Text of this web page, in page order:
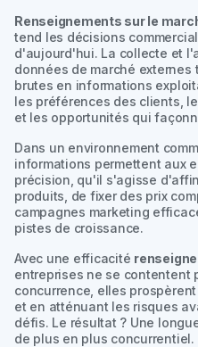
Renseignements sur le
tend les décisions
d'aujourd'hui. La collecte et
données de marché
brutes en informations
les préférences des clients,
et les opportunités qui
Dans un environnement
informations permettent aux
précision, qu'il s'agisse
produits, de fixer des prix
campagnes marketing
pistes de croissance.
Avec une efficacité
entreprises ne se contentent
concurrence, elles
et en atténuant les risques
défis. Le résultat ? Une
de plus en plus concurrentiel.